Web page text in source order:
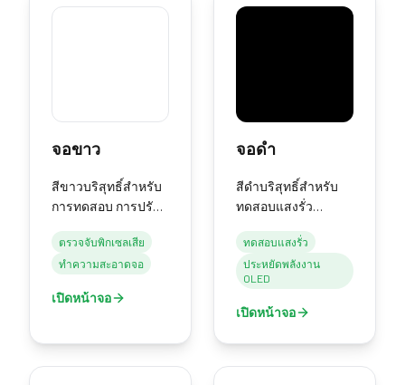
จอขาว
สีขาวบริสุทธิ์สำหรับ
การทดสอบ การปรับ
สะอาด หรือเป็นแหล่ง
กำเนิดแสง
ตรวจจับพิกเซลเสีย
ทำความสะอาดจอ
เปิดหน้าจอ
จอดำ
สีดำบริสุทธิ์สำหรับ
ทดสอบแสงรั่ว
OLED และปิดหน้าจอ
ทดสอบแสงรั่ว
ประหยัดพลังงาน
OLED
เปิดหน้าจอ